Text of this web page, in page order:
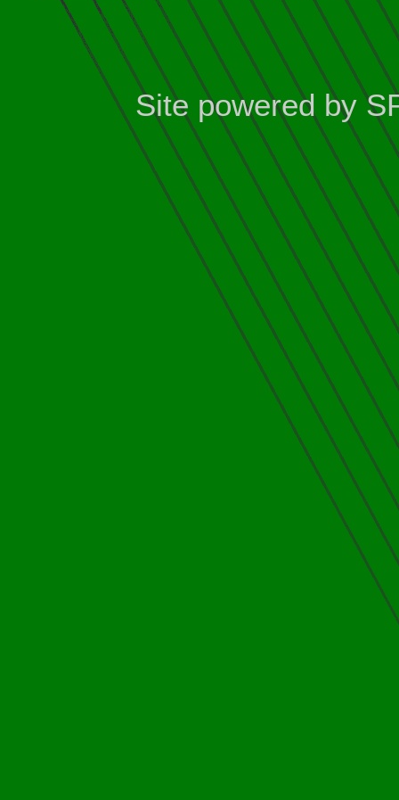
Site powered by